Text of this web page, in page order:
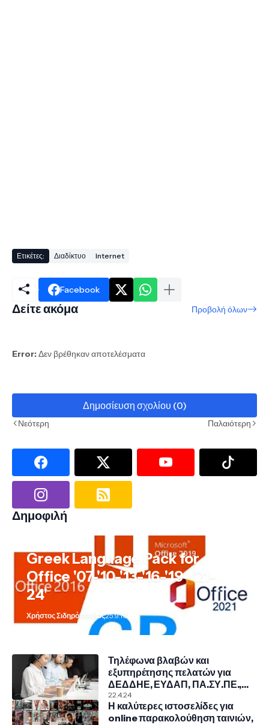
Ετικέτες: Διαδίκτυο Internet
Facebook
Δείτε ακόμα Προβολή όλων
Error:Δεν βρέθηκαν αποτελέσματα
Δημοσίευση σχολίου (0)
Νεότερη Παλαιότερη
Δημοφιλή
Greek Language Pack for
Office '07-'10-'13-'16-'19- '21-
24'
Χρήστος Σιδηρόπουλος25.9.10
Τηλέφωνα βλαβών και
εξυπηρέτησης πελατών για
ΔΕΔΔΗΕ, ΕΥΔΑΠ, ΠΑ.ΣΥ.ΠΕ.,
COSMOTE, NOVA, VODAFONE
22.4.24
Η καλύτερες ιστοσελίδες για
online παρακολούθηση ταινιών,